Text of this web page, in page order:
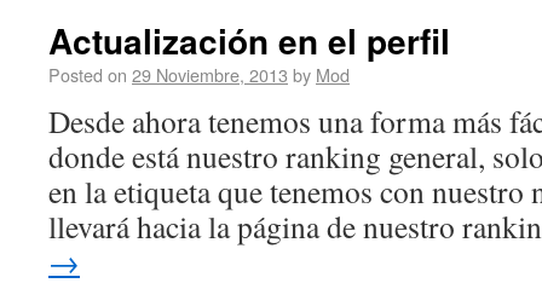
Actualización en el perfil
Posted on 29 Noviembre, 2013 by Mod
Desde ahora tenemos una forma más
donde está nuestro ranking general,
en la etiqueta que tenemos con nuestro
llevará hacia la página de nuestro
→